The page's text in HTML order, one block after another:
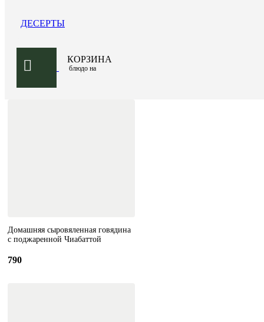
ДЕСЕРТЫ
КОРЗИНА
блюдо на
Домашняя сыровяленная говядина
с поджаренной Чиабаттой
790